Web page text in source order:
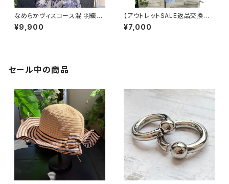
なめらかヴィスコース混 羽織り
カーディガン USAインポート/パ
ープル
¥9,900
【アウトレットSALE返品交換不
可8/20まで】フランスインポー
ト・BIGシャツ｜ピンストライプ
¥7,000
セール中の商品